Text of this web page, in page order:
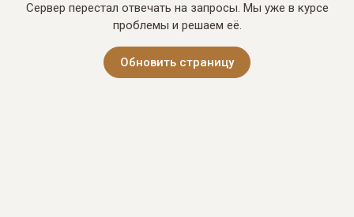
Сервер перестал отвечать на запросы. Мы уже в курсе
проблемы и решаем её.
Обновить страницу